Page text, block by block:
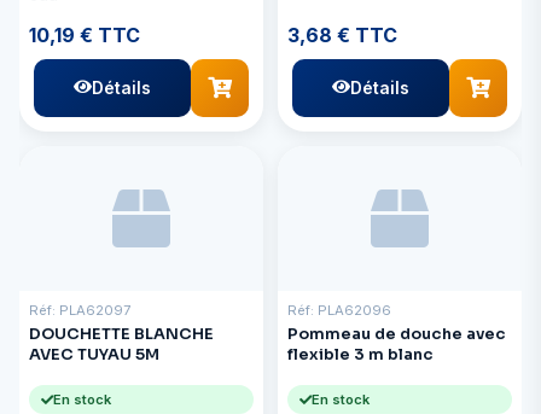
10,19 € TTC
Détails
3,68 € TTC
Détails
Réf: PLA62097
DOUCHETTE BLANCHE
AVEC TUYAU 5M
En stock
Réf: PLA62096
Pommeau de douche avec
flexible 3 m blanc
En stock